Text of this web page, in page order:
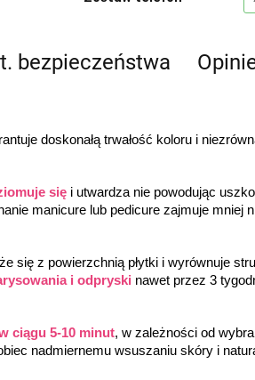
bezpieczeństwa
doskonałą trwałość koloru i
się i utwardza nie powodując
manicure lub pedicure zajmuje mniej
się z powierzchnią płytki i wyrównuje
i odpryski nawet przez 3
ciągu 5-10 minut, w zależności od
nadmiernemu wsuszaniu skóry i